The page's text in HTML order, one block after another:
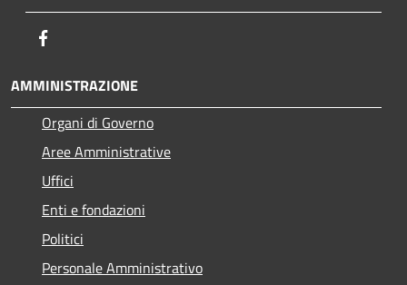
AMMINISTRAZIONE
Organi di Governo
Aree Amministrative
Uffici
Enti e fondazioni
Politici
Personale Amministrativo